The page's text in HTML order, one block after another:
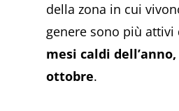
della zona in cui
genere sono più attivi
mesi caldi
ottobre.